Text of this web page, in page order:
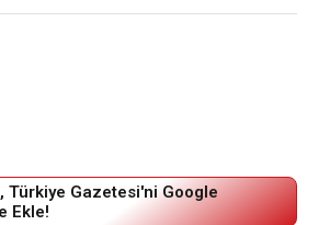
Türkiye Gazetesi'ni Google
Ekle!